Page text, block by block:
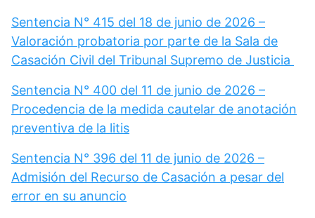
Sentencia N° 415 del 18 de junio de 2026 –
Valoración probatoria por parte de la Sala de
Casación Civil del Tribunal Supremo de Justicia
Sentencia N° 400 del 11 de junio de 2026 –
Procedencia de la medida cautelar de anotación
preventiva de la litis
Sentencia N° 396 del 11 de junio de 2026 –
Admisión del Recurso de Casación a pesar del
error en su anuncio